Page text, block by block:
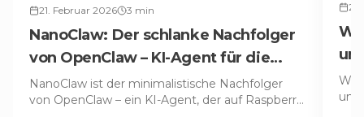
21. Februar 2026 3 min
NanoClaw: Der schlanke Nachfolger
von OpenClaw – KI-Agent für die
Hosentasche
NanoClaw ist der minimalistische Nachfolger
von OpenClaw – ein KI-Agent, der auf Raspberry
Wir
und